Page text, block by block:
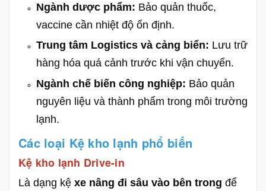
Ngành dược phẩm: Bảo quản thuốc,
vaccine cần nhiệt độ ổn định.
Trung tâm Logistics và cảng biển: Lưu trữ
hàng hóa quá cảnh trước khi vận chuyển.
Ngành chế biến công nghiệp: Bảo quản
nguyên liệu và thành phẩm trong môi trường
lạnh.
Các loại Kệ kho lạnh phổ biến
Kệ kho lạnh Drive-in
Là dạng kệ xe nâng đi sâu vào bên trong để